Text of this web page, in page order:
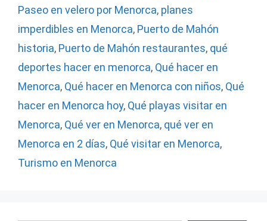
Paseo en velero por Menorca, planes
imperdibles en Menorca, Puerto de Mahón
historia, Puerto de Mahón restaurantes, qué
deportes hacer en menorca, Qué hacer en
Menorca, Qué hacer en Menorca con niños, Qué
hacer en Menorca hoy, Qué playas visitar en
Menorca, Qué ver en Menorca, qué ver en
Menorca en 2 días, Qué visitar en Menorca,
Turismo en Menorca